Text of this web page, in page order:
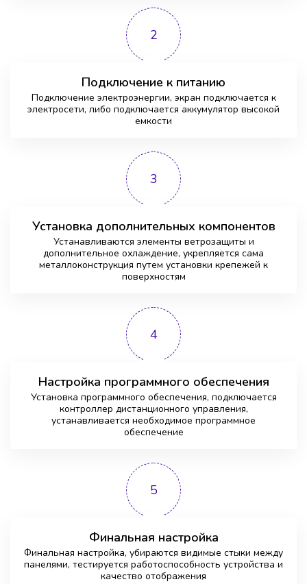
2
Подключение к питанию
Подключение электроэнергии, экран подключается к
электросети, либо подключается аккумулятор высокой
емкости
3
Установка дополнительных компонентов
Устанавливаются элементы ветрозащиты и
дополнительное охлаждение, укрепляется сама
металлоконструкция путем установки крепежей к
поверхностям
4
Настройка программного обеспечения
Установка программного обеспечения, подключается
контроллер дистанционного управления,
устанавливается необходимое программное
обеспечение
5
Финальная настройка
Финальная настройка, убираются видимые стыки между
панелями, тестируется работоспособность устройства и
качество отображения